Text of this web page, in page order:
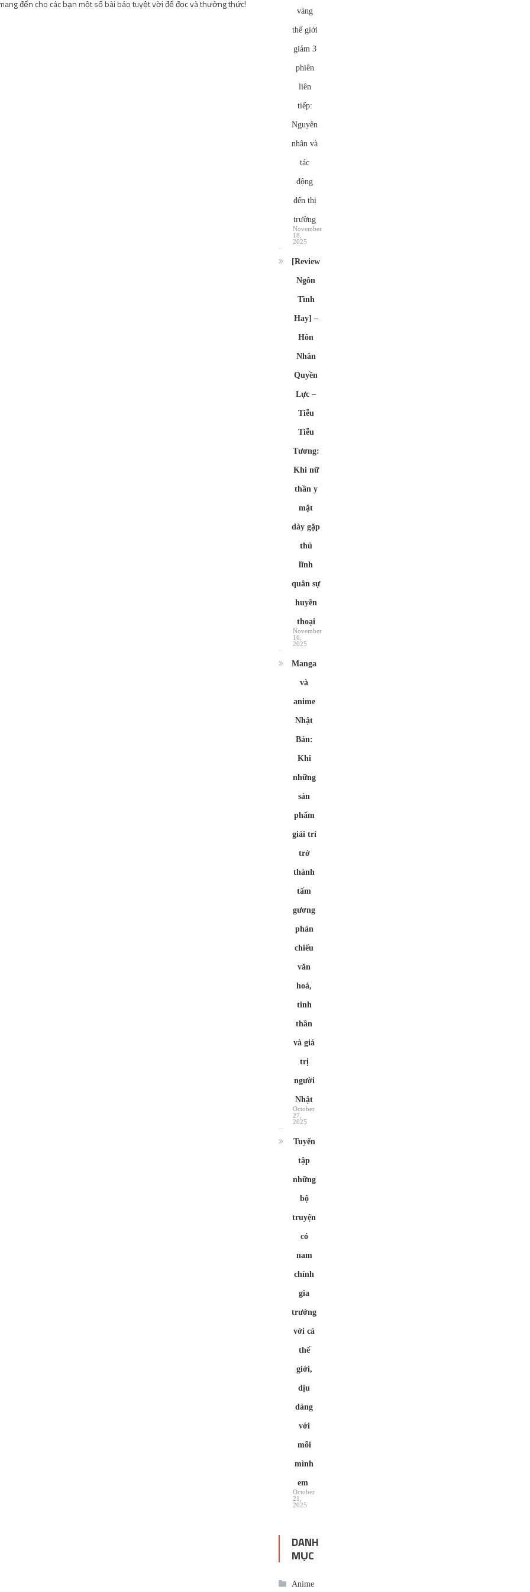
đến cho các bạn một số bài báo tuyệt vời để đọc và thưởng thức!
Ngày phát hành và những thông tin khác cần biết
vàng
thế giới
giảm 3
phiên
liên
tiếp:
Nguyên
nhân và
tác
động
đến thị
trường
November
18,
2025
[Review
Ngôn
Tình
Hay] –
Hôn
Nhân
Quyền
Lực –
Tiễu
Tiễu
Tương:
Khi nữ
thần y
mặt
dày gặp
thủ
lĩnh
quân sự
huyền
thoại
November
16,
2025
Manga
và
anime
Nhật
Bản:
Khi
những
sản
phẩm
giải trí
trở
thành
tấm
gương
phản
chiếu
văn
hoá,
tinh
thần
và giá
trị
người
Nhật
October
27,
2025
Tuyển
tập
những
bộ
truyện
có
nam
chính
gia
trưởng
với cả
thế
giới,
dịu
dàng
với
mỗi
mình
em
October
21,
2025
DANH
MỤC
Anime